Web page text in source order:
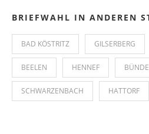
BRIEFWAHL IN ANDEREN
BAD KÖSTRITZ GILSERBERG
BEELEN HENNEF BÜNDE
SCHWARZENBACH HATTORF